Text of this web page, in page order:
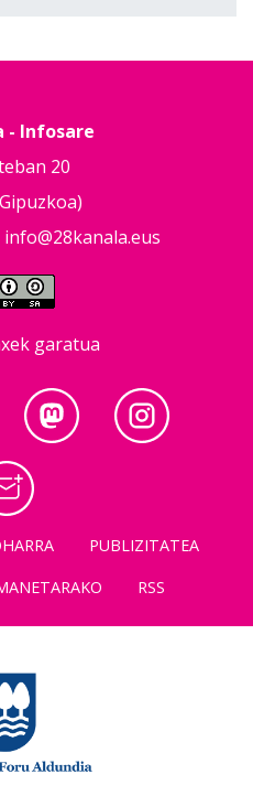
- Infosare
20
info@28kanala.eus
garatua
PUBLIZITATEA
RSS